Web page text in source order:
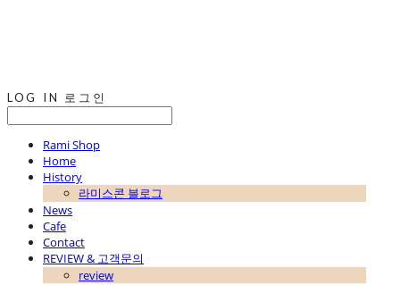
LOG IN 로그인
Rami Shop
Home
History
라미스콘 블로그
News
Cafe
Contact
REVIEW & 고객문의
review